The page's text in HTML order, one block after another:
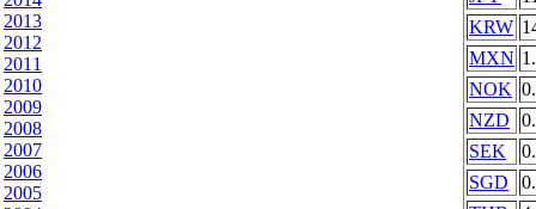
2013
2012
2011
2010
2009
2008
2007
2006
2005
KRW
MXN
NOK
NZD
SEK
SGD